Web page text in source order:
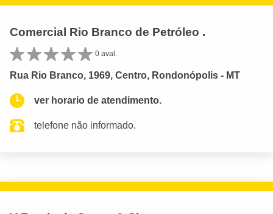
Comercial Rio Branco de Petróleo .
0 aval.
Rua Rio Branco, 1969, Centro, Rondonópolis - MT
ver horario de atendimento.
telefone não informado.